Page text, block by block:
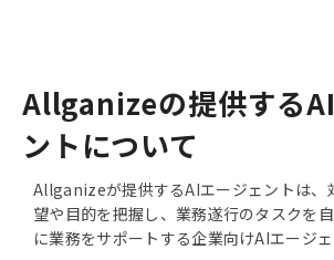
Allganizeの提供する
ントについて
Allganizeが提供するAIエージェントは、
望や目的を把握し、業務遂行のタスクを
に業務をサポートする企業向けAIエージェ